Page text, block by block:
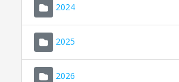
2024
2025
2026